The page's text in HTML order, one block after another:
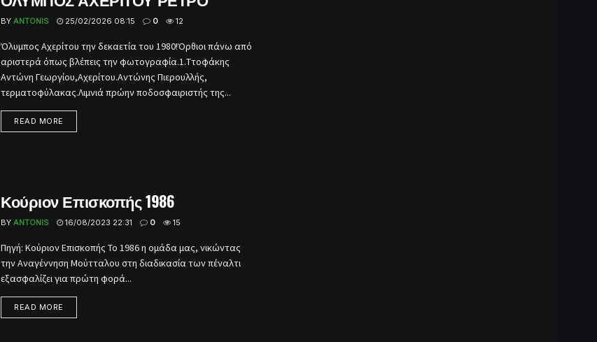
BY ANTONIS 25/02/2026 08:15 0 12
Όλυμπος Αχερίτου την δεκαετία του 1980!Όρθιοι πάνω από
αριστερά όπως βλέπεις την φωτογραφία.1.Ττοφάκης
Αντώνη Γεωργίου,Αχερίτου.Αντώνης Πιερουλλής,
τερματοφύλακας.Λιμνιά πρώην ποδοσφαιριστής της...
READ MORE
Κούριον Επισκοπής 1986
BY ANTONIS 16/08/2023 22:31 0 15
Πηγή: Κούριον Επισκοπής Το 1986 η ομάδα μας, νικώντας
την Αναγέννηση Μούτταλου στη διαδικασία των πέναλτι
εξασφαλίζει για πρώτη φορά...
READ MORE